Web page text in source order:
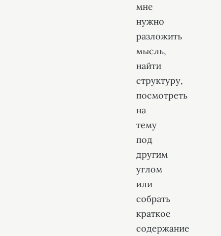
мне
нужно
разложить
мысль,
найти
структуру,
посмотреть
на
тему
под
другим
углом
или
собрать
краткое
содержание